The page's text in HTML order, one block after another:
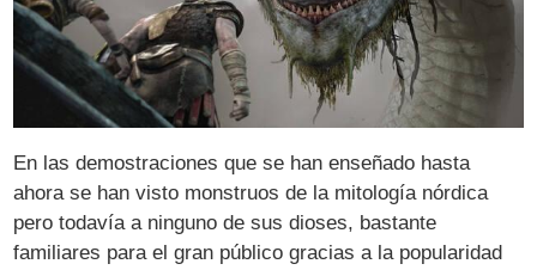
En las demostraciones que se han enseñado hasta
ahora se han visto monstruos de la mitología nórdica
pero todavía a ninguno de sus dioses, bastante
familiares para el gran público gracias a la popularidad